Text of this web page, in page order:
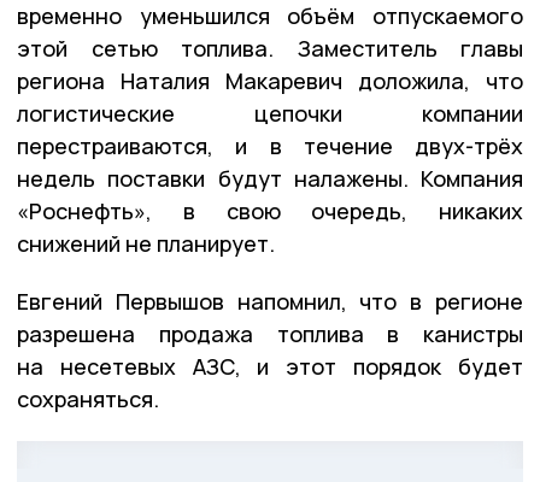
временно уменьшился объём отпускаемого
этой сетью топлива. Заместитель главы
региона Наталия Макаревич доложила, что
логистические цепочки компании
перестраиваются, и в течение двух-трёх
недель поставки будут налажены. Компания
«Роснефть», в свою очередь, никаких
снижений не планирует.
Евгений Первышов напомнил, что в регионе
разрешена продажа топлива в канистры
на несетевых АЗС, и этот порядок будет
сохраняться.